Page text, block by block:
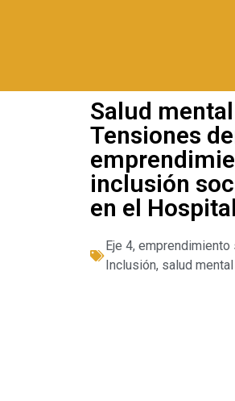
Salud
Tensiones
inclusión
en el
Eje 4,
Inclusión, salud mental